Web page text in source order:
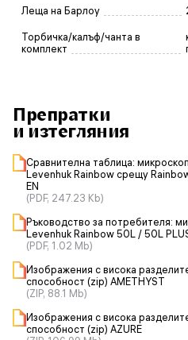
Леща на Барлоу
Торбичка/калъф/чанта в
комплект
Препратки
и изтегляния
Сравнителна таблица:
Levenhuk Rainbow срещу
EN
(PDF, 247.23 Kb)
Ръководство за потребителя:
Levenhuk Rainbow 50L / 50L
(PDF, 1.02 Mb)
Изображения с висока
способност (zip) AMETHYST
(ZIP, 88.1 Mb)
Изображения с висока
способност (zip) AZURE